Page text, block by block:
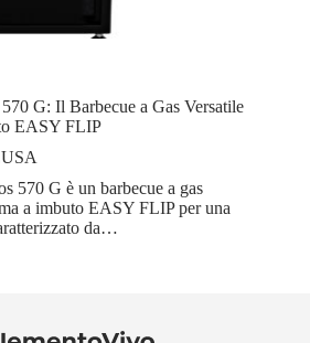
G: Il Barbecue a Gas Versatile
EASY FLIP
570 G è un barbecue a gas
a imbuto EASY FLIP per una
da…